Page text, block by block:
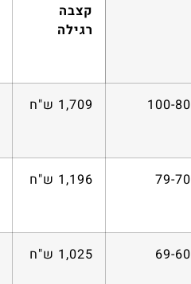
קצבה
רגילה
100-80 1,709 ש"ח
79-70 1,196 ש"ח
69-60 1,025 ש"ח